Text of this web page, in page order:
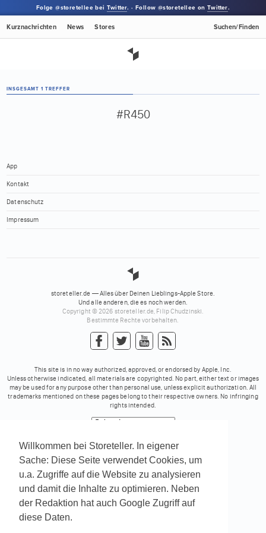
Willkommen bei Storeteller. In eigener
Sache: Diese Seite verwendet Cookies, um
u.a. Zugriffe auf die Website zu analysieren
und damit die Inhalte zu optimieren. Neben
der Redaktion hat auch Google Zugriff auf
diese Daten.
Folge @storetellee beiTwitter. · Follow @storetellee onTwitter.
Kurznachrichten News Stores Suchen/Finden
INSGESAMT 1 TREFFER
#R450
App
Kontakt
Datenschutz
Impressum
storeteller.de — Alles über Deinen Lieblings-Apple Store.
Und alle anderen, die es noch werden.
Copyright © 2026 storeteller.de, Filip Chudzinski.
Bestimmte Rechte vorbehalten.
This site is in no way authorized, approved, or endorsed by Apple, Inc.
Unless otherwise indicated, all materials are copyrighted. No part, either text or images
may be used for any purpose other than personal use, unless explicit authorization. All
trademarks mentioned on these pages belong to their respective owners. No infringing
rights intended.